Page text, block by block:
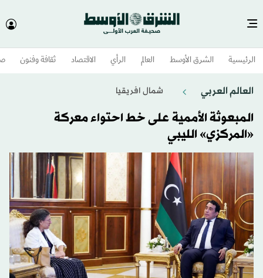
الرئيسية الشرق الأوسط​ العالم الرأي الاقتصاد ثقافة وفنون
العالم العربي شمال افريقيا
المبعوثة الأممية على خط احتواء معركة
«المركزي» الليبي